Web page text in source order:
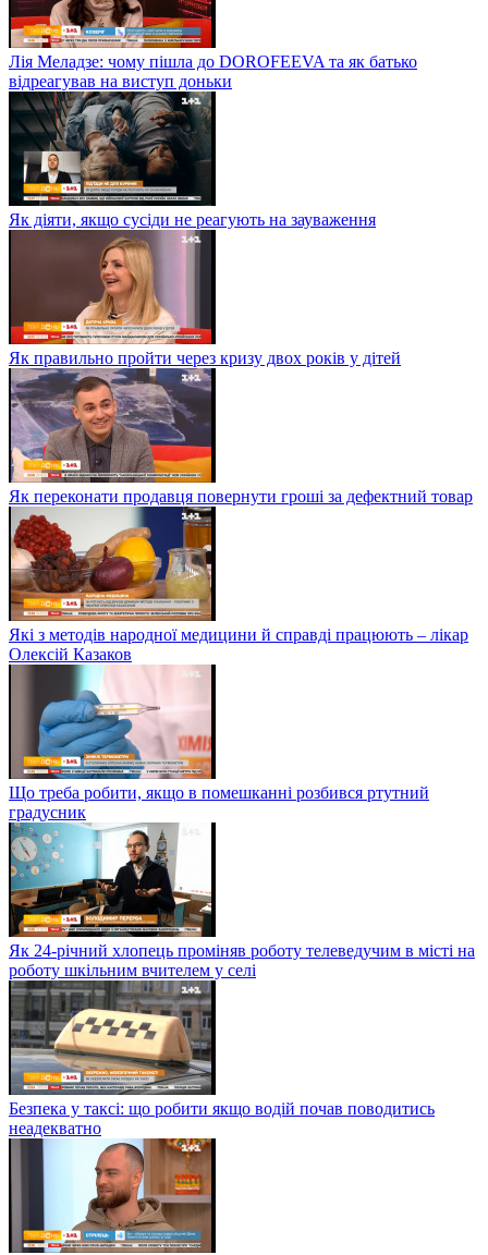
Лія Меладзе: чому пішла до DOROFEEVA та як батько
відреагував на виступ доньки
Як діяти, якщо сусіди не реагують на зауваження
Як правильно пройти через кризу двох років у дітей
Як переконати продавця повернути гроші за дефектний товар
Які з методів народної медицини й справді працюють – лікар
Олексій Казаков
Що треба робити, якщо в помешканні розбився ртутний
градусник
Як 24-річний хлопець проміняв роботу телеведучим в місті на
роботу шкільним вчителем у селі
Безпека у таксі: що робити якщо водій почав поводитись
неадекватно